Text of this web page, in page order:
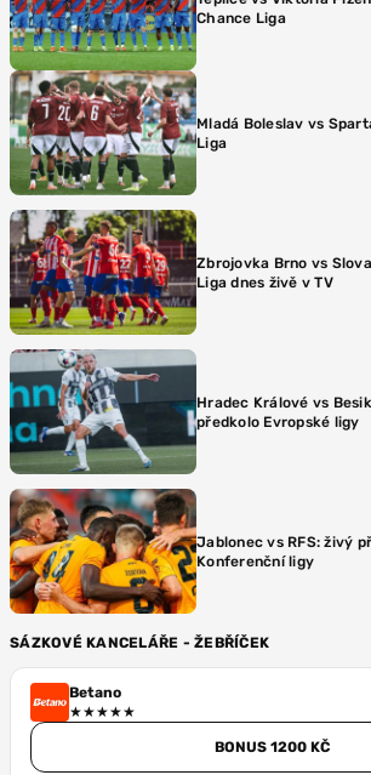
Chance Liga
Mladá Boleslav vs
Liga
Zbrojovka Brno vs
Liga dnes živě v TV
Hradec Králové vs
předkolo Evropské ligy
Jablonec vs RFS: živý
Konferenční ligy
SÁZKOVÉ KANCELÁŘE - ŽEBŘÍČEK
Betano
BONUS 1200 KČ